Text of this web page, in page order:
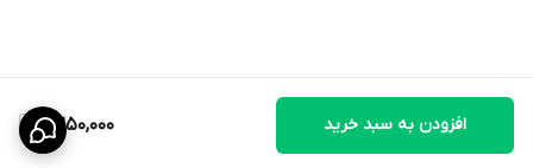
2,250,000 افزودن به سبد خرید